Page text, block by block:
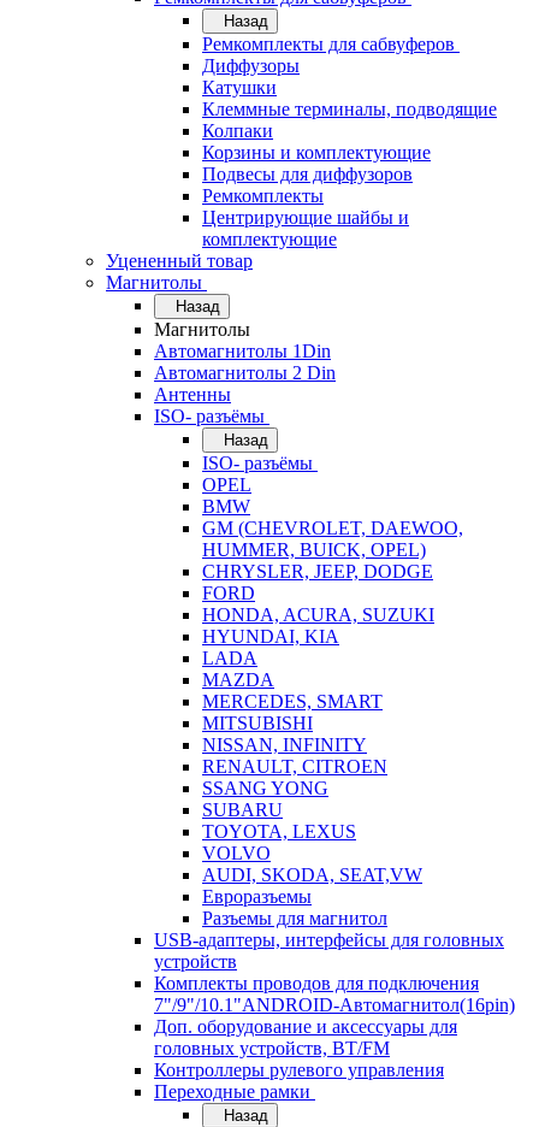
Назад
Ремкомплекты для сабвуферов
Диффузоры
Катушки
Клеммные терминалы, подводящие
Колпаки
Корзины и комплектующие
Подвесы для диффузоров
Ремкомплекты
Центрирующие шайбы и
комплектующие
Уцененный товар
Магнитолы
Назад
Магнитолы
Автомагнитолы 1Din
Автомагнитолы 2 Din
Антенны
ISO- разъёмы
Назад
ISO- разъёмы
OPEL
BMW
GM (CHEVROLET, DAEWOO,
HUMMER, BUICK, OPEL)
CHRYSLER, JEEP, DODGE
FORD
HONDA, ACURA, SUZUKI
HYUNDAI, KIA
LADA
MAZDA
MERCEDES, SMART
MITSUBISHI
NISSAN, INFINITY
RENAULT, CITROEN
SSANG YONG
SUBARU
TOYOTA, LEXUS
VOLVO
AUDI, SKODA, SEAT,VW
Евроразъемы
Разъемы для магнитол
USB-адаптеры, интерфейсы для головных
устройств
Комплекты проводов для подключения
7"/9"/10.1"ANDROID-Автомагнитол(16pin)
Доп. оборудование и аксессуары для
головных устройств, BT/FM
Контроллеры рулевого управления
Переходные рамки
Назад